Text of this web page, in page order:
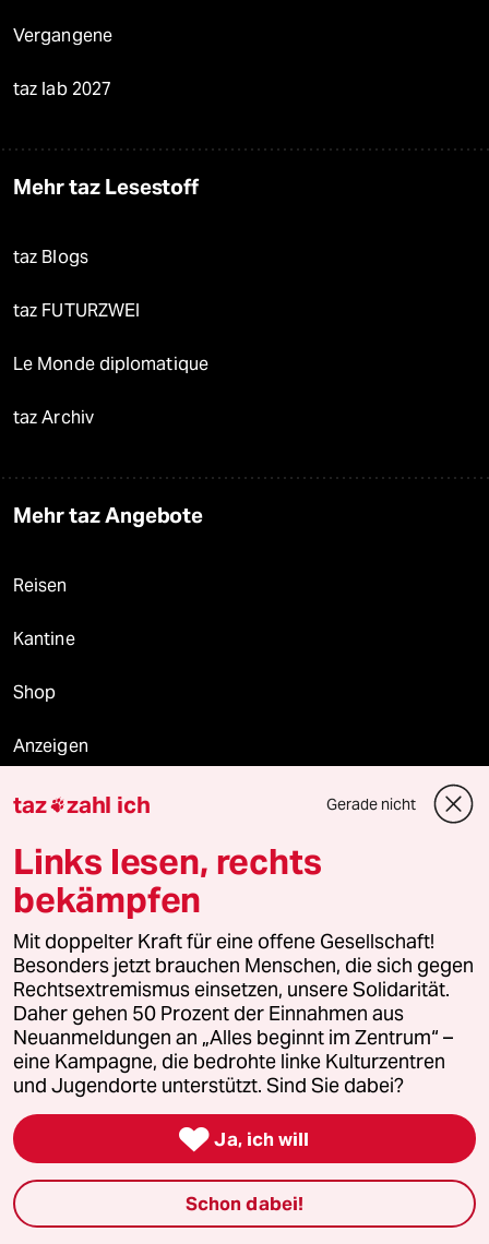
Vergangene
taz lab 2027
Mehr taz Lesestoff
taz Blogs
taz FUTURZWEI
Le Monde diplomatique
taz Archiv
Mehr taz Angebote
Reisen
Kantine
Shop
Anzeigen
Fragen & Hilfe
Feedback
Aboservice
ePaper Login
Downloads für Abonnierende
© 2026 taz Verlags und Vertriebs GmbH
Alle Rechte vorbehalten. Bei rechtlichen Fragen oder für Genehmigungen
wenden Sie sich bitte an
lizenzen@taz.de
taz zahl ich Gerade nicht
Links lesen, rechts
bekämpfen
Mit doppelter Kraft für eine offene Gesellschaft!
Besonders jetzt brauchen Menschen, die sich gegen
Rechtsextremismus einsetzen, unsere Solidarität.
Daher gehen 50 Prozent der Einnahmen aus
Neuanmeldungen an „Alles beginnt im Zentrum“ –
eine Kampagne, die bedrohte linke Kulturzentren
und Jugendorte unterstützt. Sind Sie dabei?
 Ja, ich will
Schon dabei!